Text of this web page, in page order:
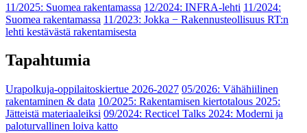
11/2025: Suomea rakentamassa 12/2024: INFRA-lehti 11/2024:
Suomea rakentamassa 11/2023: Jokka − Rakennusteollisuus RT:n
lehti kestävästä rakentamisesta
Tapahtumia
Urapolkuja-oppilaitoskiertue 2026-2027 05/2026: Vähähiilinen
rakentaminen & data 10/2025: Rakentamisen kiertotalous 2025:
Jätteistä materiaaleiksi 09/2024: Recticel Talks 2024: Moderni ja
paloturvallinen loiva katto